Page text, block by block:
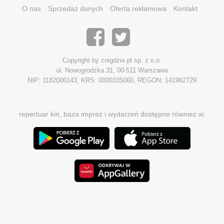
O nas Sprzedaż danych Oferta reklamowa Kontakt
Copyright by coigdzie.pl sp. z o.o.
ul. Nowogrodzka 31, 00-511 Warszawa
NIP: 1182006143, KRS: 0000335060, REGON: 141962729
repertuar kin, baza imprez i wydarzeń dostępne również w: